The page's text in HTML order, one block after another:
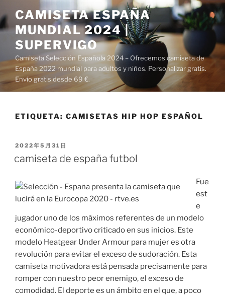
al
contenido
CAMISETA ESPAÑA
MUNDIAL 2024 |
SUPERVIGO
Camiseta Selección Española 2024 – Ofrecemos camiseta de
España 2022 mundial para adultos y niños. Personalizar gratis.
Envío gratis desde 69 €.
ETIQUETA: CAMISETAS HIP HOP ESPAÑOL
PUBLICADO
2022年5月31日
camiseta de españa futbol
Fue
est
e
jugador uno de los máximos referentes de un modelo
económico-deportivo criticado en sus inicios. Este
modelo Heatgear Under Armour para mujer es otra
revolución para evitar el exceso de sudoración. Esta
camiseta motivadora está pensada precisamente para
romper con nuestro peor enemigo, el exceso de
comodidad. El deporte es un ámbito en el que, a poco